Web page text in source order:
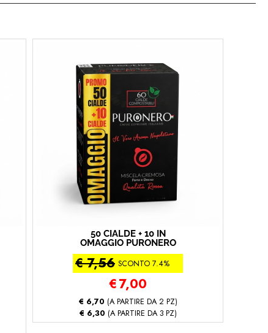
50 CIALDE + 10 IN
OMAGGIO PURONERO
MISCELA CREMOSA (50 -
Miscela Cremosa)
€ 7,56 SCONTO 7.4%
€7,00
€ 6,70 (A PARTIRE DA 2 PZ)
€ 6,30 (A PARTIRE DA 3 PZ)